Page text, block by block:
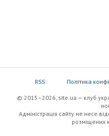
RSS Політика
© 2015–2026, site.ua — клуб
Адміністрація сайту не несе
розміщених